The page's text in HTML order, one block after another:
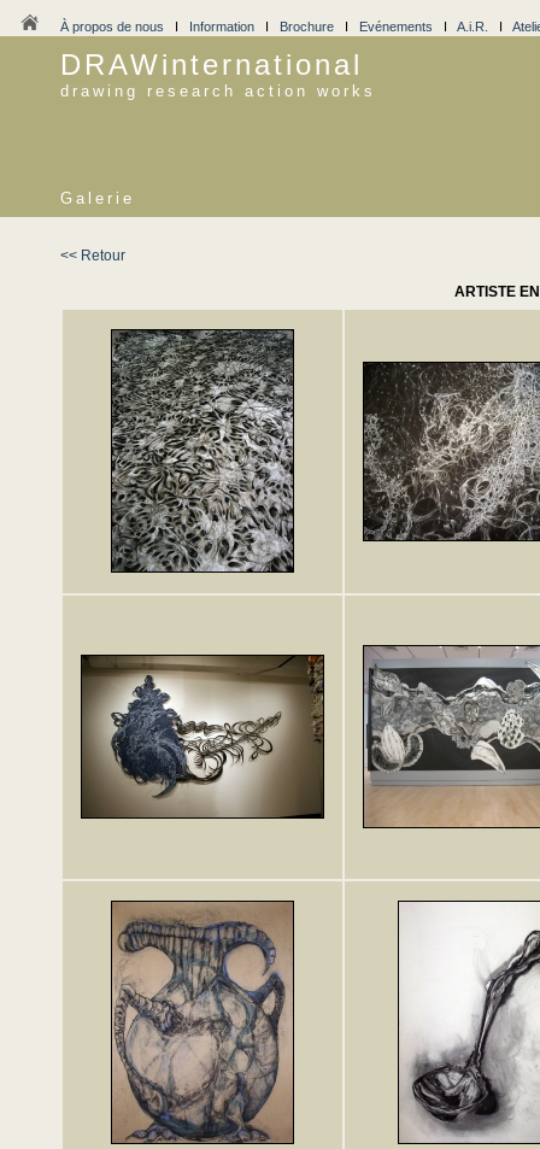
À propos de nous I Information I Brochure I Evénements I A.i.R. I
DRAWinternational
drawing research action works
Galerie
<< Retour
ARTISTE